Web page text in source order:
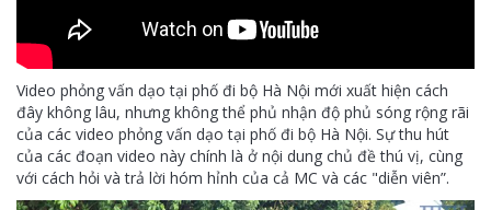
Video phỏng vấn dạo tại phố đi bộ Hà Nội mới xuất hiện cách
đây không lâu, nhưng không thể phủ nhận độ phủ sóng rộng rãi
của các video phỏng vấn dạo tại phố đi bộ Hà Nội. Sự thu hút
của các đoạn video này chính là ở nội dung chủ đề thú vị, cùng
với cách hỏi và trả lời hóm hỉnh của cả MC và các "diễn viên”.